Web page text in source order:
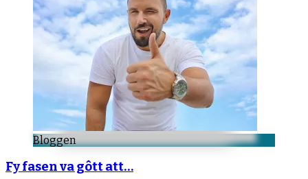
Bloggen
Fy fasen va gôtt att…